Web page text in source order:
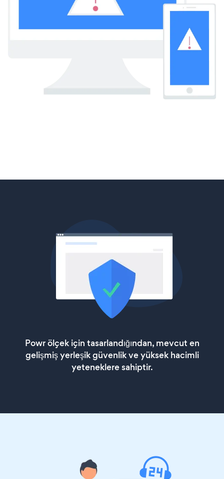
Powr ölçek için tasarlandığından, mevcut en
gelişmiş yerleşik güvenlik ve yüksek hacimli
yeteneklere sahiptir.